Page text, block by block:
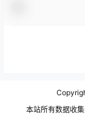
本站所有数据收